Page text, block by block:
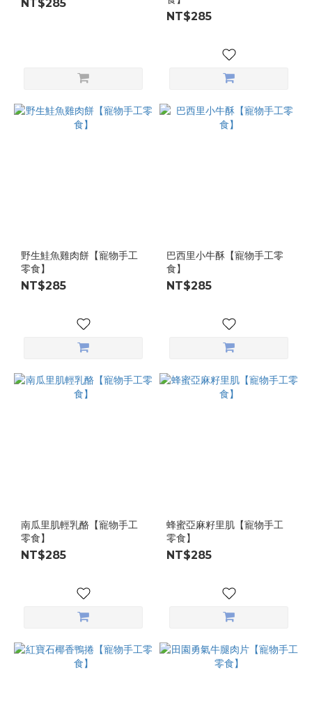
NT$285
NT$285
野生鮭魚雞肉餅【寵物手工
零食】
NT$285
巴西里小牛酥【寵物手工零
食】
NT$285
南瓜里肌輕乳酪【寵物手工
零食】
NT$285
蜂蜜亞麻籽里肌【寵物手工
零食】
NT$285